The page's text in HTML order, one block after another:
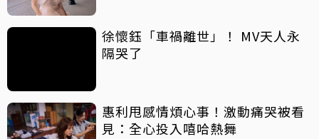
徐懷鈺「車禍離世」！ MV天人永
隔哭了
惠利甩感情煩心事！激動痛哭被看
見：全心投入嘻哈熱舞